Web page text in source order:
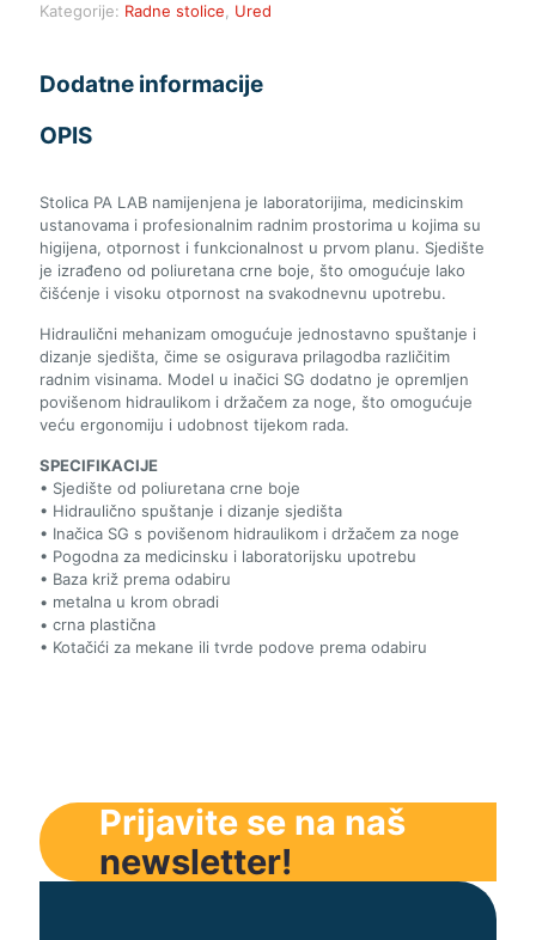
Kategorije: Radne stolice Ured
Dodatne informacije
OPIS
Stolica PA LAB namijenjena je laboratorijima, medicinskim
ustanovama i profesionalnim radnim prostorima u kojima su
higijena, otpornost i funkcionalnost u prvom planu. Sjedište
je izrađeno od poliuretana crne boje, što omogućuje lako
čišćenje i visoku otpornost na svakodnevnu upotrebu.
Hidraulični mehanizam omogućuje jednostavno spuštanje i
dizanje sjedišta, čime se osigurava prilagodba različitim
radnim visinama. Model u inačici SG dodatno je opremljen
povišenom hidraulikom i držačem za noge, što omogućuje
veću ergonomiju i udobnost tijekom rada.
SPECIFIKACIJE
• Sjedište od poliuretana crne boje
• Hidraulično spuštanje i dizanje sjedišta
• Inačica SG s povišenom hidraulikom i držačem za noge
• Pogodna za medicinsku i laboratorijsku upotrebu
• Baza križ prema odabiru
• metalna u krom obradi
• crna plastična
• Kotačići za mekane ili tvrde podove prema odabiru
Prijavite se na naš
newsletter!